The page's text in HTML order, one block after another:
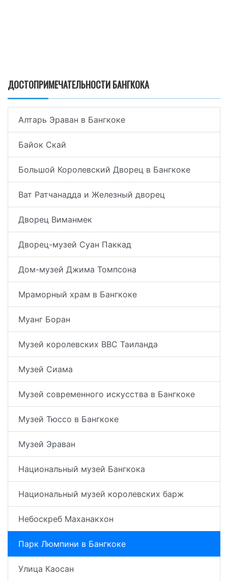
ДОСТОПРИМЕЧАТЕЛЬНОСТИ БАНГКОКА
Алтарь Эраван в Бангкоке
Байок Скай
Большой Королевский Дворец в Бангкоке
Ват Ратчанадда и Железный дворец
Дворец Виманмек
Дворец-музей Суан Паккад
Дом-музей Джима Томпсона
Мраморный храм в Бангкоке
Муанг Боран
Музей королевских ВВС Таиланда
Музей Сиама
Музей современного искусства в Бангкоке
Музей Тюссо в Бангкоке
Музей Эраван
Национальный музей Бангкока
Национальный музей королевских барж
Небоскреб Маханакхон
Парк Люмпини в Бангкоке
Улица Каосан